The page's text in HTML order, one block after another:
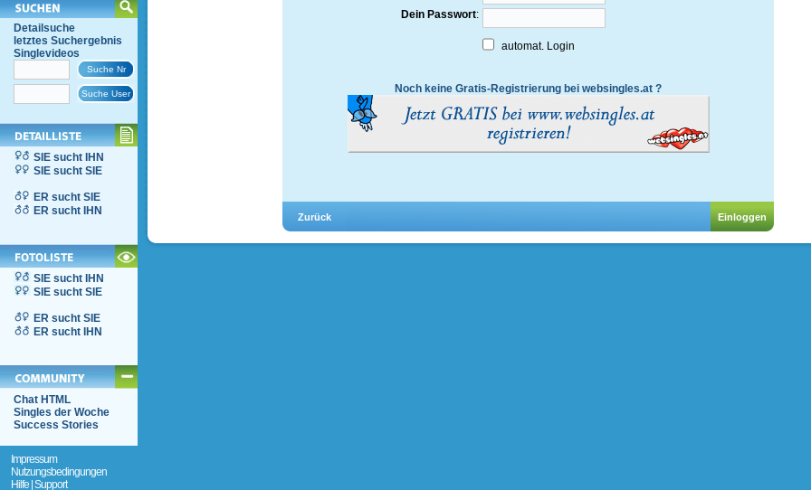
Detailsuche
letztes Suchergebnis
Singlevideos
SIE sucht IHN
SIE sucht SIE
ER sucht SIE
ER sucht IHN
SIE sucht IHN
SIE sucht SIE
ER sucht SIE
ER sucht IHN
Chat HTML
Singles der Woche
Success Stories
Impressum
Nutzungsbedingungen
Hilfe | Support
Dein Passwort:
automat. Login
Noch keine Gratis-Registrierung bei websingles.at ?